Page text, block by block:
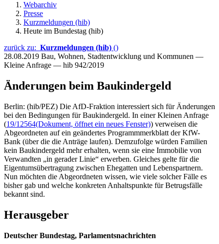
Webarchiv
Presse
Kurzmeldungen (hib)
Heute im Bundestag (hib)
zurück zu: Kurzmeldungen (hib) ()
28.08.2019 Bau, Wohnen, Stadtentwicklung und Kommunen —
Kleine Anfrage — hib 942/2019
Änderungen beim Baukindergeld
Berlin: (hib/PEZ) Die AfD-Fraktion interessiert sich für Änderungen
bei den Bedingungen für Baukindergeld. In einer Kleinen Anfrage
(19/12564(Dokument, öffnet ein neues Fenster)) verweisen die
Abgeordneten auf ein geändertes Programmmerkblatt der KfW-
Bank (über die die Anträge laufen). Demzufolge würden Familien
kein Baukindergeld mehr erhalten, wenn sie eine Immobilie von
Verwandten „in gerader Linie“ erwerben. Gleiches gelte für die
Eigentumsübertragung zwischen Ehegatten und Lebenspartnern.
Nun möchten die Abgeordneten wissen, wie viele solcher Fälle es
bisher gab und welche konkreten Anhaltspunkte für Betrugsfälle
bekannt sind.
Herausgeber
Deutscher Bundestag, Parlamentsnachrichten